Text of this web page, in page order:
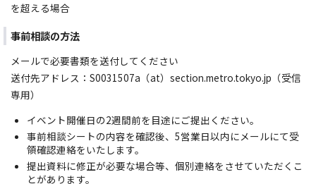
を超える場合
事前相談の方法
メールで必要書類を送付してください
送付先アドレス：S0031507a（at）section.metro.tokyo.jp（受信
専用）
イベント開催日の2週間前を目途にご提出ください。
事前相談シートの内容を確認後、5営業日以内にメールにて受
領確認連絡をいたします。
提出資料に修正が必要な場合等、個別連絡をさせていただくこ
とがあります。